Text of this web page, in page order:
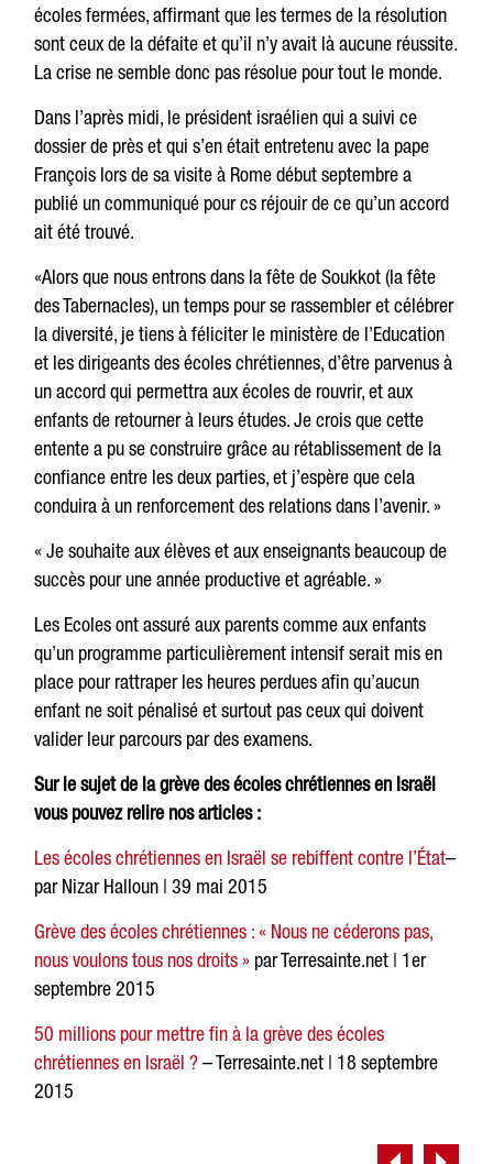
écoles fermées, affirmant que les termes de la résolution
sont ceux de la défaite et qu’il n’y avait là aucune réussite.
La crise ne semble donc pas résolue pour tout le monde.
Dans l’après midi, le président israélien qui a suivi ce
dossier de près et qui s’en était entretenu avec la pape
François lors de sa visite à Rome début septembre a
publié un communiqué pour cs réjouir de ce qu’un accord
ait été trouvé.
«Alors que nous entrons dans la fête de Soukkot (la fête
des Tabernacles), un temps pour se rassembler et célébrer
la diversité, je tiens à féliciter le ministère de l’Education
et les dirigeants des écoles chrétiennes, d’être parvenus à
un accord qui permettra aux écoles de rouvrir, et aux
enfants de retourner à leurs études. Je crois que cette
entente a pu se construire grâce au rétablissement de la
confiance entre les deux parties, et j’espère que cela
conduira à un renforcement des relations dans l’avenir. »
« Je souhaite aux élèves et aux enseignants beaucoup de
succès pour une année productive et agréable. »
Les Ecoles ont assuré aux parents comme aux enfants
qu’un programme particulièrement intensif serait mis en
place pour rattraper les heures perdues afin qu’aucun
enfant ne soit pénalisé et surtout pas ceux qui doivent
valider leur parcours par des examens.
Sur le sujet de la grève des écoles chrétiennes en Israël
vous pouvez relire nos articles :
Les écoles chrétiennes en Israël se rebiffent contre l’État–
par Nizar Halloun | 39 mai 2015
Grève des écoles chrétiennes : « Nous ne céderons pas,
nous voulons tous nos droits » par Terresainte.net | 1er
septembre 2015
50 millions pour mettre fin à la grève des écoles
chrétiennes en Israël ?– Terresainte.net | 18 septembre
2015